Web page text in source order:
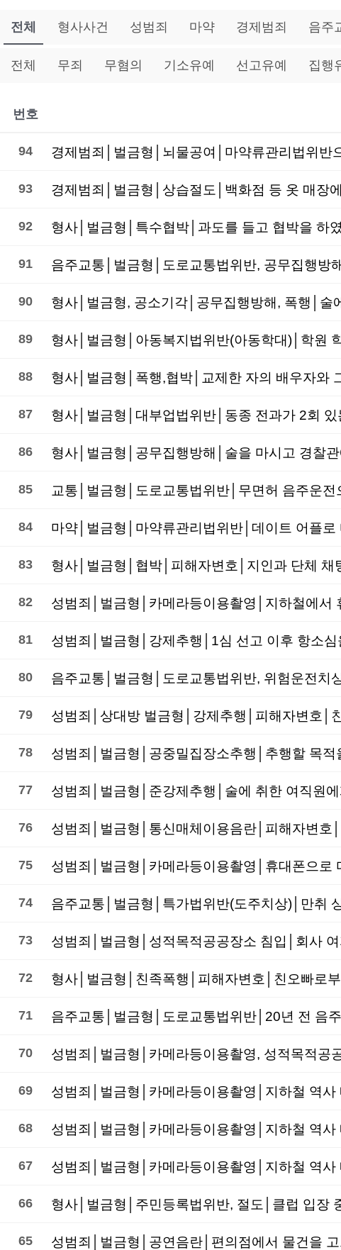
전체 형사사건 성범죄 마약 경제범죄 음주
전체 무죄 무혐의 기소유예 선고유예 집행
번호
94
93 경제범죄│벌금형│상습절도│백화점 등 옷 매장
92 형사│벌금형│특수협박│과도를 들고 협박을 하
91 음주교통│벌금형│도로교통법위반, 공무집행방
90 형사│벌금형, 공소기각│공무집행방해, 폭행│술
89 형사│벌금형│아동복지법위반(아동학대)│학원
88 형사│벌금형│폭행,협박│교제한 자의 배우자와
87 형사│벌금형│대부업법위반│동종 전과가 2회
86 형사│벌금형│공무집행방해│술을 마시고 경찰
85
84 마약│벌금형│마약류관리법위반│데이트 어플
83
82 성범죄│벌금형│카메라등이용촬영│지하철에서
81 성범죄│벌금형│강제추행│1심 선고 이후 항소
80 음주교통│벌금형│도로교통법위반, 위험운전치
79 성범죄│상대방 벌금형│강제추행│피해자변호│
78 성범죄│벌금형│공중밀집장소추행│추행할 목
77 성범죄│벌금형│준강제추행│술에 취한 여직원
76
75 성범죄│벌금형│카메라등이용촬영│휴대폰으로
74 음주교통│벌금형│특가법위반(도주치상)│만취
73 성범죄│벌금형│성적목적공공장소 침입│회사
72 형사│벌금형│친족폭행│피해자변호│친오빠로
71 음주교통│벌금형│도로교통법위반│20년 전 음
70
69 성범죄│벌금형│카메라등이용촬영│지하철 역
68
67 성범죄│벌금형│카메라등이용촬영│지하철 역
66 형사│벌금형│주민등록법위반, 절도│클럽 입장
65 성범죄│벌금형│공연음란│편의점에서 물건을